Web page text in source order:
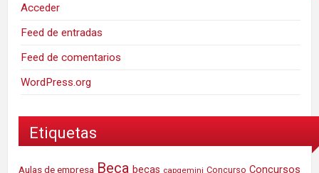
Acceder
Feed de entradas
Feed de comentarios
WordPress.org
Etiquetas
Aulas de empresa Beca becas capgemini Concurso Concursos